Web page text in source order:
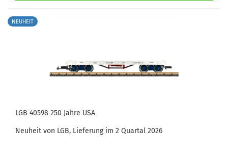
NEUHEIT
LGB 40598 250 Jahre USA
Neuheit von LGB, Lieferung im 2 Quartal 2026